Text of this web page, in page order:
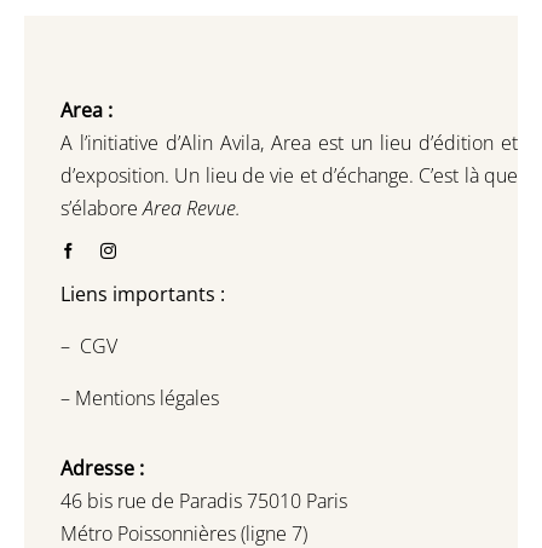
Area :
A l’initiative d’Alin Avila, Area est un lieu d’édition et
d’exposition. Un lieu de vie et d’échange. C’est là que
s’élaboreArea Revue.
Liens importants :
– CGV
– Mentions légales
Adresse :
46 bis rue de Paradis 75010 Paris
Métro Poissonnières (ligne 7)